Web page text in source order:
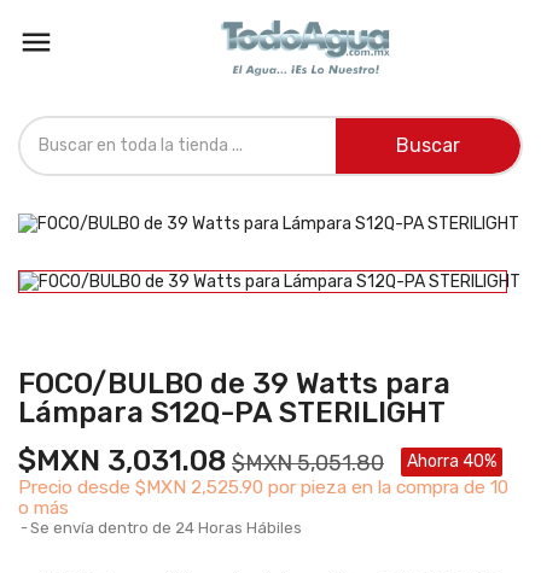

Buscar
FOCO/BULBO de 39 Watts para
Lámpara S12Q-PA STERILIGHT
$MXN 3,031.08 $MXN 5,051.80 Ahorra 40%
Precio desde $MXN 2,525.90 por pieza en la compra de 10
o más
Se envía dentro de 24 Horas Hábiles